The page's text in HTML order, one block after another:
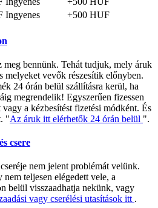
Ingyenes +500 HUF
meg bennünk. Tehát tudjuk, mely áruk
melyeket vevők részesítik előnyben.
24 órán belül szállításra kerül, ha
megrendelik! Egyszerűen fizessen
a kézbesítést fizetési módként. És
"Az áruk itt elérhetők 24 órán belül ".
csere
nem jelent problémát velünk.
teljesen elégedett vele, a
belül visszaadhatja nekünk, vagy
vagy cserélési utasítások itt .